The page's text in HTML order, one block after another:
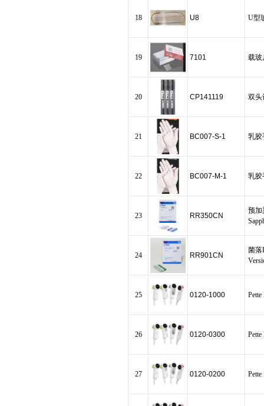
18 U8 U型
19 7101 载玻
20 CP141119 双头
21 BC007-S-1 乳胶
22 BC007-M-1 乳胶
23 RR350CN
预加
24 RR901CN
菌落
25 0120-1000
26 0120-0300
27 0120-0200